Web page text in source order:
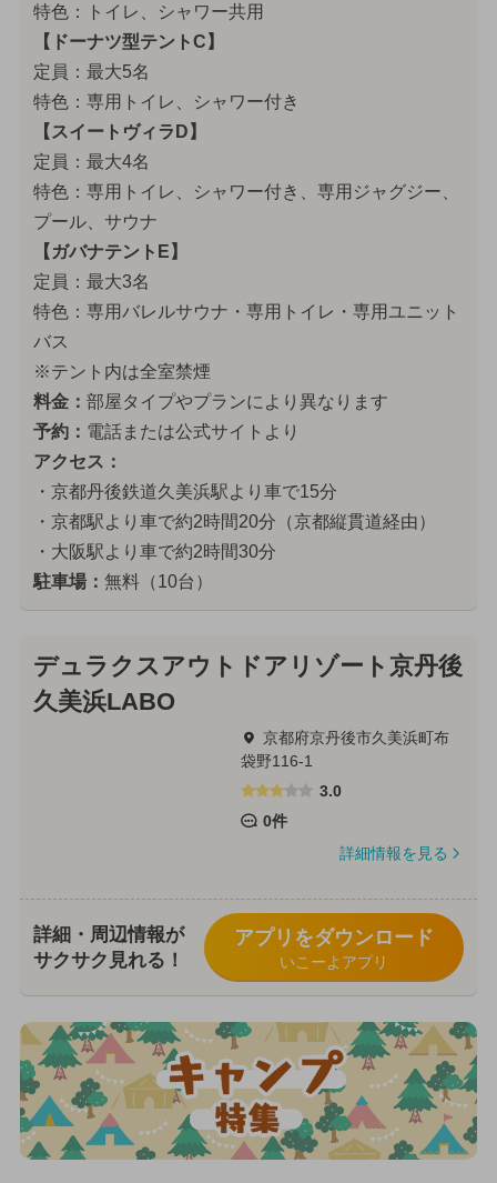
特色：トイレ、シャワー共用
【ドーナツ型テントC】
定員：最大5名
特色：専用トイレ、シャワー付き
【スイートヴィラD】
定員：最大4名
特色：専用トイレ、シャワー付き、専用ジャグジー、
プール、サウナ
【ガバナテントE】
定員：最大3名
特色：専用バレルサウナ・専用トイレ・専用ユニット
バス
※テント内は全室禁煙
料金： 部屋タイプやプランにより異なります
予約： 電話または公式サイトより
アクセス：
・京都丹後鉄道久美浜駅より車で15分
・京都駅より車で約2時間20分（京都縦貫道経由）
・大阪駅より車で約2時間30分
駐車場： 無料（10台）
デュラクスアウトドアリゾート京丹後
久美浜LABO
京都府京丹後市久美浜町布
袋野116-1
3.0
0件
詳細情報を見る
詳細・周辺情報が
サクサク見れる！
アプリをダウンロード
いこーよアプリ